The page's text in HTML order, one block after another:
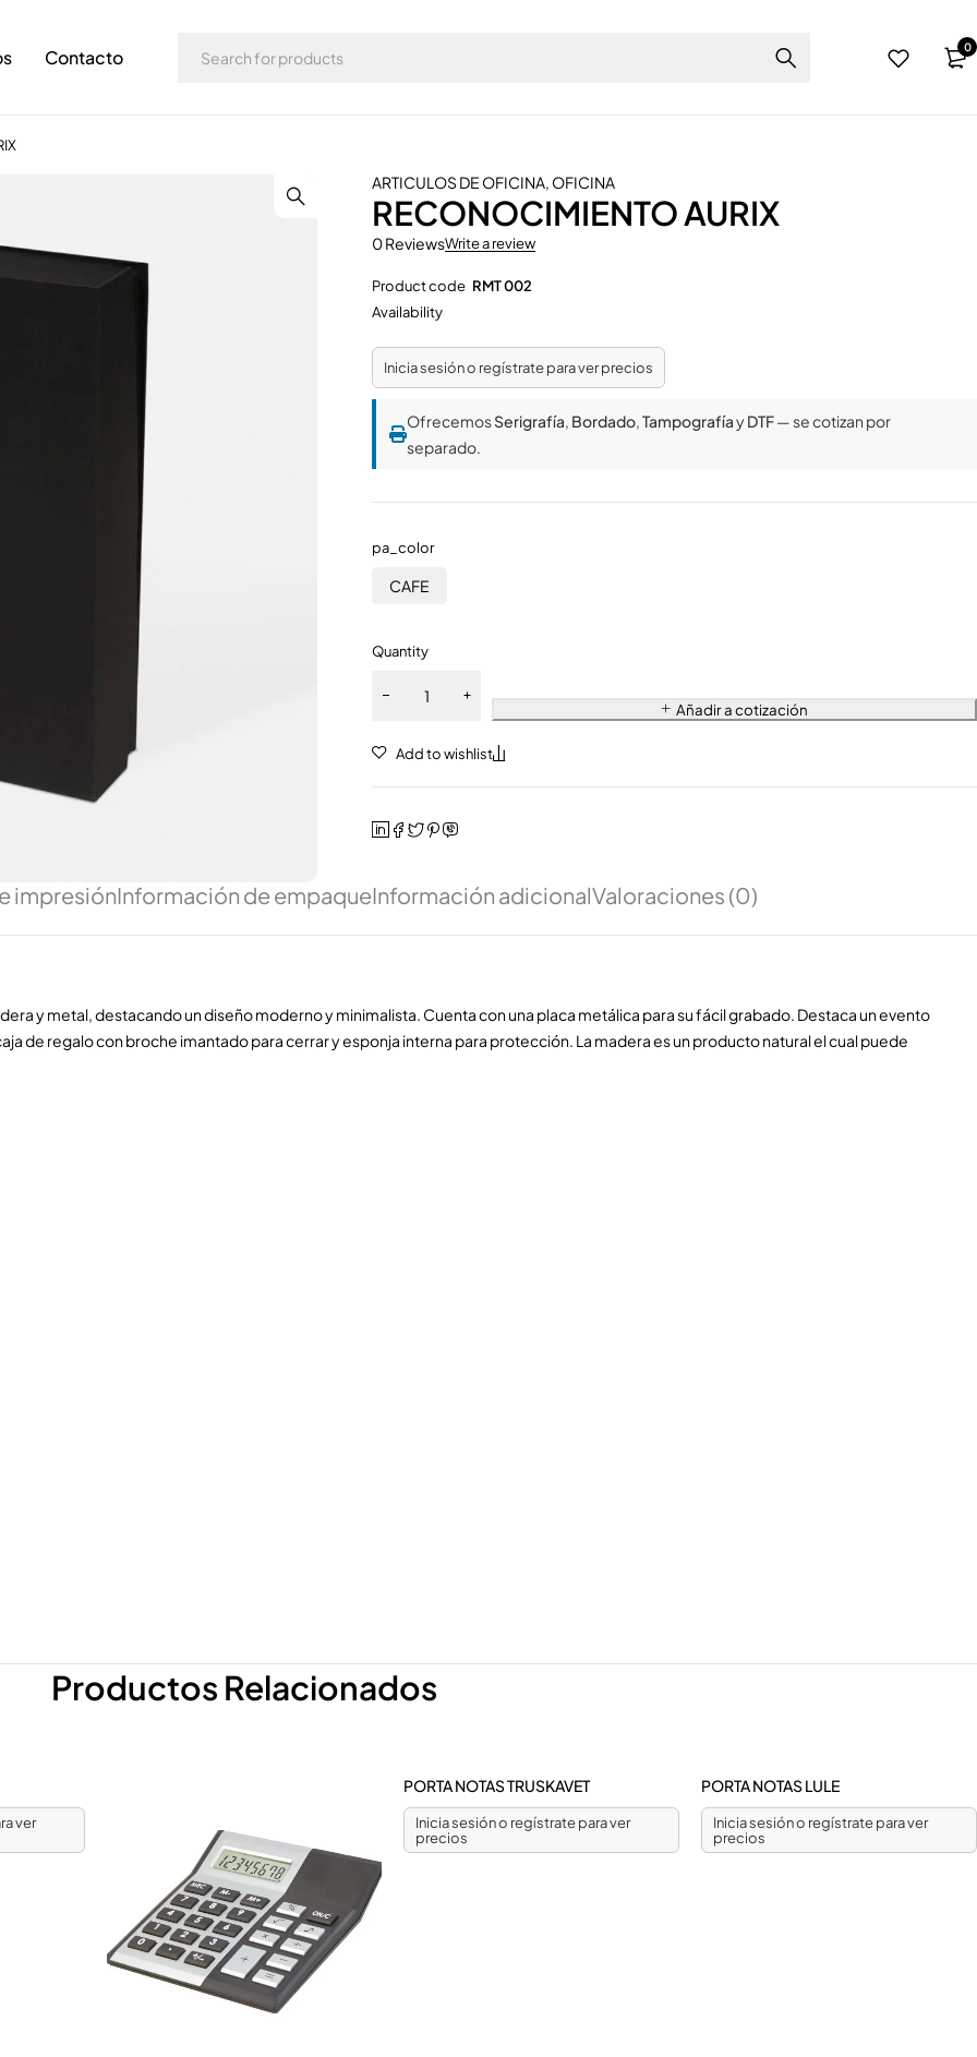
Contacto 0
ARTICULOS DE OFICINA, OFICINA
RECONOCIMIENTO AURIX
0 ReviewsWrite a review
Product code RMT 002
Availability
Inicia sesión o regístrate para ver precios
OfrecemosSerigrafía, Bordado,TampografíayDTF— se cotizan por
separado.
pa_color
CAFE
Quantity
Añadir a cotización
impresiónInformación de empaqueInformación adicionalValoraciones (0)
y metal, destacando un diseño moderno y minimalista. Cuenta con una placa metálica para su fácil grabado. Destaca un evento
de regalo con broche imantado para cerrar y esponja interna para protección. La madera es un producto natural el cual puede
Productos Relacionados
ver
PORTA NOTAS TRUSKAVET
Inicia sesión o regístrate para ver
precios
PORTA NOTAS LULE
Inicia sesión o regístrate para ver
precios